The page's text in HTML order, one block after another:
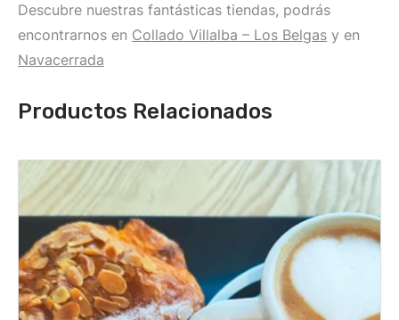
Descubre nuestras fantásticas tiendas, podrás
encontrarnos en Collado Villalba – Los Belgas y en
Navacerrada
Productos Relacionados